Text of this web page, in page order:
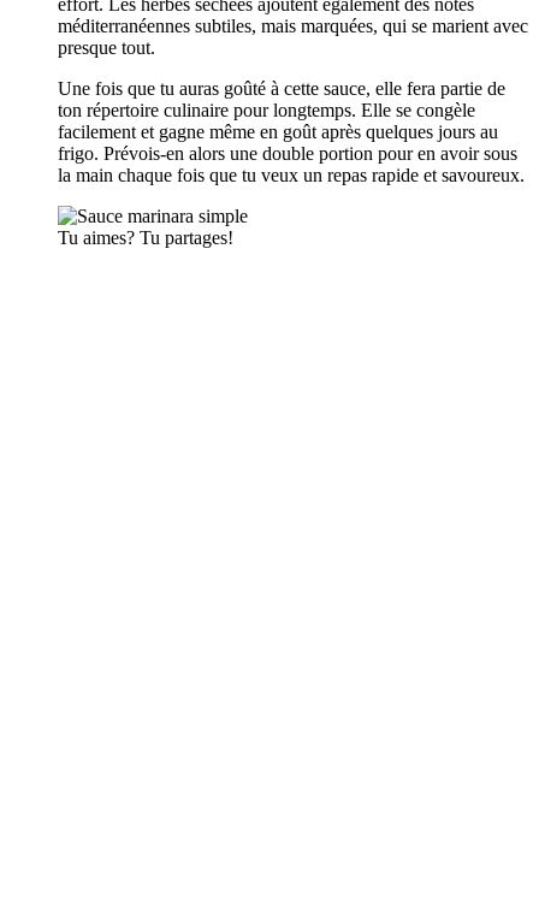
effort. Les herbes séchées ajoutent également des notes
méditerranéennes subtiles, mais marquées, qui se marient avec
presque tout.
Une fois que tu auras goûté à cette sauce, elle fera partie de
ton répertoire culinaire pour longtemps. Elle se congèle
facilement et gagne même en goût après quelques jours au
frigo. Prévois-en alors une double portion pour en avoir sous
la main chaque fois que tu veux un repas rapide et savoureux.
Tu aimes? Tu partages!